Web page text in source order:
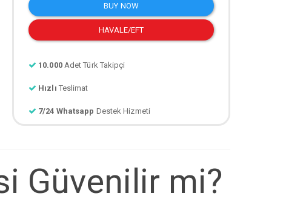
BUY NOW
HAVALE/EFT
10.000 Adet Türk Takipçi
Hızlı Teslimat
7/24 Whatsapp Destek Hizmeti
Güvenilir mi?